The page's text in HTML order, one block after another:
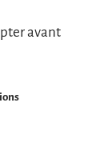
avant